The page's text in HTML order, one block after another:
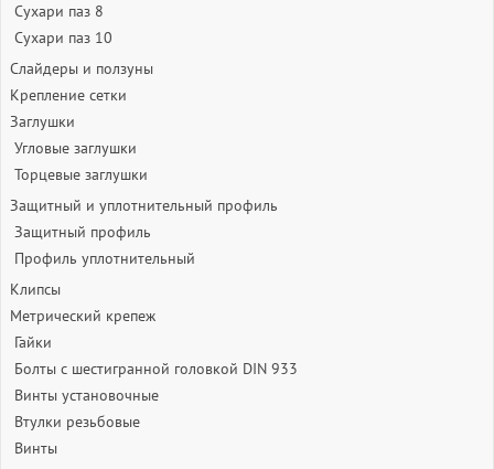
Сухари паз 8
Сухари паз 10
Слайдеры и ползуны
Крепление сетки
Заглушки
Угловые заглушки
Торцевые заглушки
Защитный и уплотнительный профиль
Защитный профиль
Профиль уплотнительный
Клипсы
Метрический крепеж
Гайки
Болты с шестигранной головкой DIN 933
Винты установочные
Втулки резьбовые
Винты